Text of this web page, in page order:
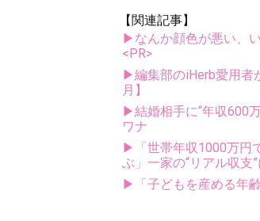
【関連記事】
▶なんか顔色が悪い、
<PR>
▶編集部のiHerb愛用者
月】
▶結婚相手に“年収600
ワナ
▶「世帯年収1000万円
ぶ」一家の“リアル収支
▶「子どもを産める年